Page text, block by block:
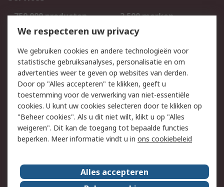
750.000 producten
2.500 merken
Bestellen
Inkoopoplossingen
Track & Trace
Wettelijk
Cookiebeleid
Email veiligheid
Privacybeleid
Websitevoorwaarden
Algemene
verkoopvoorwaarden
Over RS
We respecteren uw privacy
We gebruiken cookies en andere technologieën voor
statistische gebruiksanalyses, personalisatie en om
advertenties weer te geven op websites van derden.
Door op "Alles accepteren" te klikken, geeft u
toestemming voor de verwerking van niet-essentiële
cookies. U kunt uw cookies selecteren door te klikken op
"Beheer cookies". Als u dit niet wilt, klikt u op "Alles
weigeren". Dit kan de toegang tot bepaalde functies
beperken. Meer informatie vindt u in ons cookiebeleid
Alles accepteren